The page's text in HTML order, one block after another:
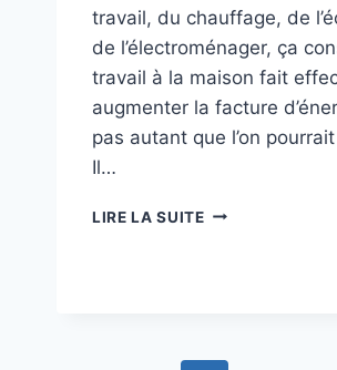
travail, du chauffage, de
de l’électroménager, ça
travail à la maison fait
augmenter la facture
pas autant que l’on
Il…
LIRE LA SUITEQUEL